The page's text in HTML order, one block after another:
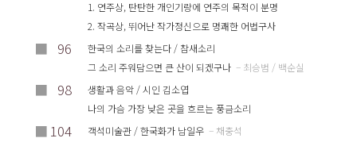
1. 연주상, 탄탄한 개인기량에 연주의 목적이 분명
2. 작곡상, 뛰어난 작가정신으로 명쾌한 어법구사
■ 96
한국의 소리를 찾는다 / 참새소리
그 소리 주워담으면 큰 산이 되겠구나 – 최승범 / 백순실
■ 98
생활과 음악 / 시인 김소엽
나의 가슴 가장 낮은 곳을 흐르는 풍금소리
■ 104 객석미술관 / 한국화가 남일우 – 채충석